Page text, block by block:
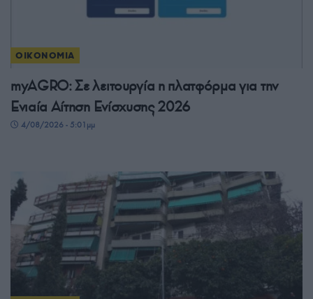
ΟΙΚΟΝΟΜΙΑ
myAGRO: Σε λειτουργία η πλατφόρμα για την
Ενιαία Αίτηση Ενίσχυσης 2026
4/08/2026 - 5:01μμ